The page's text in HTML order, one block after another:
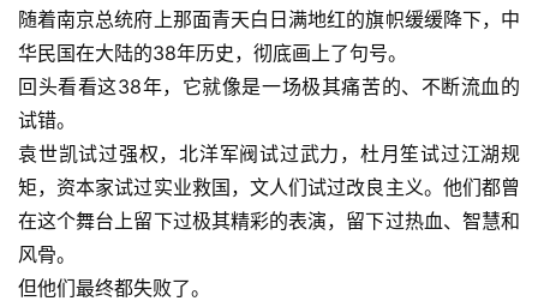
随着南京总统府上那面青天白日满地红的旗帜缓缓降下，中
华民国在大陆的38年历史，彻底画上了句号。
回头看看这38年，它就像是一场极其痛苦的、不断流血的
试错。
袁世凯试过强权，北洋军阀试过武力，杜月笙试过江湖规
矩，资本家试过实业救国，文人们试过改良主义。他们都曾
在这个舞台上留下过极其精彩的表演，留下过热血、智慧和
风骨。
但他们最终都失败了。